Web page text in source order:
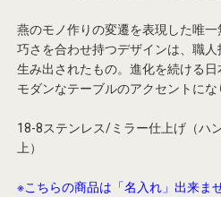
燕のモノ作りの変遷を表現した唯
巧さを合わせ持つデザインは、職
生み出されたもの。進化を続ける日
モダンなテーブルのアクセントにな
18-8ステンレス/ミラー仕上げ（ハ
上）
※こちらの商品は「名入れ」出来ませ